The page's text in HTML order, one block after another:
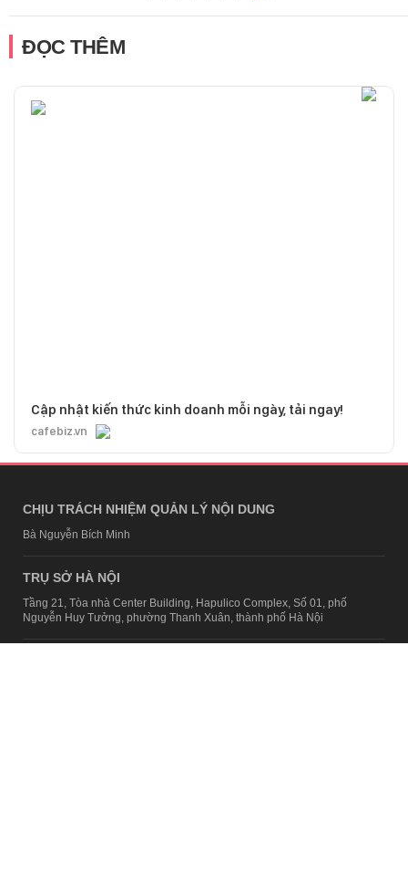
ĐỌC THÊM
Cập nhật kiến thức kinh doanh mỗi ngày, tải ngay!
cafebiz.vn
CHỊU TRÁCH NHIỆM QUẢN LÝ NỘI DUNG
Bà Nguyễn Bích Minh
TRỤ SỞ HÀ NỘI
Tầng 21, Tòa nhà Center Building, Hapulico Complex, Số 01, phố
Nguyễn Huy Tưởng, phường Thanh Xuân, thành phố Hà Nội